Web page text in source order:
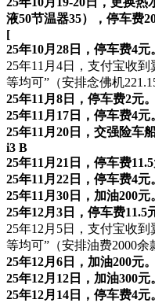
液50节温器35），停车费20
[
25年10月28日，停车费4元
25年11月4日，支付宝收
等均可”（安排念佛机
25年11月8日，停车费2元。
25年11月17日，停车费4元
25年11月20日，交强险车船
i3 B
25年11月21日，停车费11.5
25年11月22日，停车费4元
25年11月30日，加油200元
25年12月3日，停车费11.5
25年12月5日，支付宝收
等均可”（安排油费2000余
25年12月6日，加油200元。
25年12月12日，加油300元
25年12月14日，停车费4元